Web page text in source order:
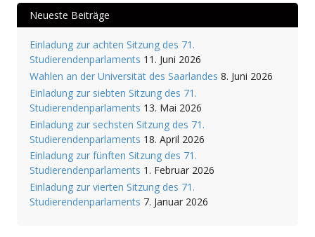
Neueste Beiträge
Einladung zur achten Sitzung des 71.
Studierendenparlaments 11. Juni 2026
Wahlen an der Universität des Saarlandes 8. Juni 2026
Einladung zur siebten Sitzung des 71.
Studierendenparlaments 13. Mai 2026
Einladung zur sechsten Sitzung des 71.
Studierendenparlaments 18. April 2026
Einladung zur fünften Sitzung des 71.
Studierendenparlaments 1. Februar 2026
Einladung zur vierten Sitzung des 71.
Studierendenparlaments 7. Januar 2026